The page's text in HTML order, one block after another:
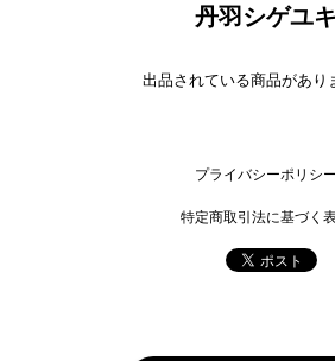
丹羽シゲユキ
出品されている商品があり
プライバシーポリシー
特定商取引法に基づく